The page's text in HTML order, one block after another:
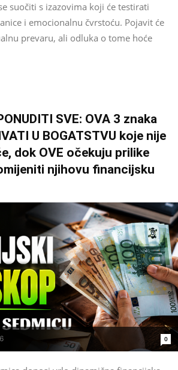
suočiti s izazovima koji će testirati
i emocionalnu čvrstoću. Pojavit će
prevaru, ali odluka o tome hoće
SVE: OVA 3 znaka
U BOGATSTVU koje nije
dok OVE očekuju prilike
njihovu financijsku
0